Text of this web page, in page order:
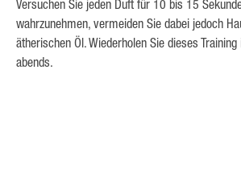
Versuchen Sie jeden Duft für 10 bis 15
wahrzunehmen, vermeiden Sie dabei jedoch
ätherischen Öl. Wiederholen Sie dieses
abends.